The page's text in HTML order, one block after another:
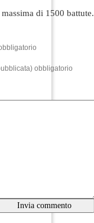
di 1500 battute.
obbligatorio